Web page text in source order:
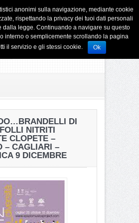
DI
NITRITI
CLOPETE –
– CAGLIARI –
9 DICEMBRE
anonimi sulla navigazione, mediante cookie
rispettando la privacy dei tuoi dati personali
dalla legge. Continuando a navigare su questo
interno o semplicemente scrollando la pagina
il servizio e gli stessi cookie.
Ok